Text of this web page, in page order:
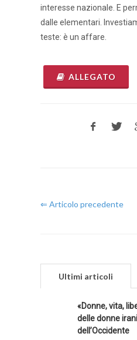
interesse nazionale. E
dalle elementari.
teste: è un affare.
ALLEGATO
⇐ Articolo precedente
Ultimi articoli
«Donne, vita,
delle donne
dell’Occidente